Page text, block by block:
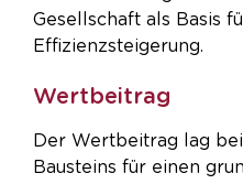
Gesellschaft als Basis
Effizienzsteigerung.
Wertbeitrag
Der Wertbeitrag lag
Bausteins für einen